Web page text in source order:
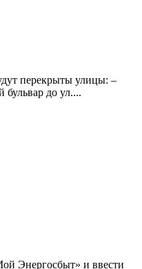
перекрыты улицы: –
бульвар до ул....
Энергосбыт» и ввести